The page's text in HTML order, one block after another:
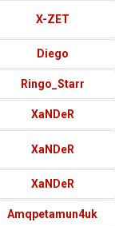
X-ZET
Diego
Ringo_Starr
XaNDeR
XaNDeR
XaNDeR
Amqpetamun4uk